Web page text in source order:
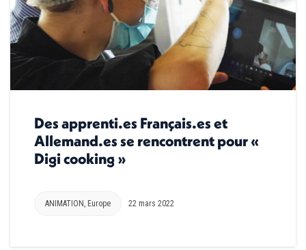
Des apprenti.es Français.es et
Allemand.es se rencontrent pour «
Digi cooking »
ANIMATION Europe 22 mars 2022